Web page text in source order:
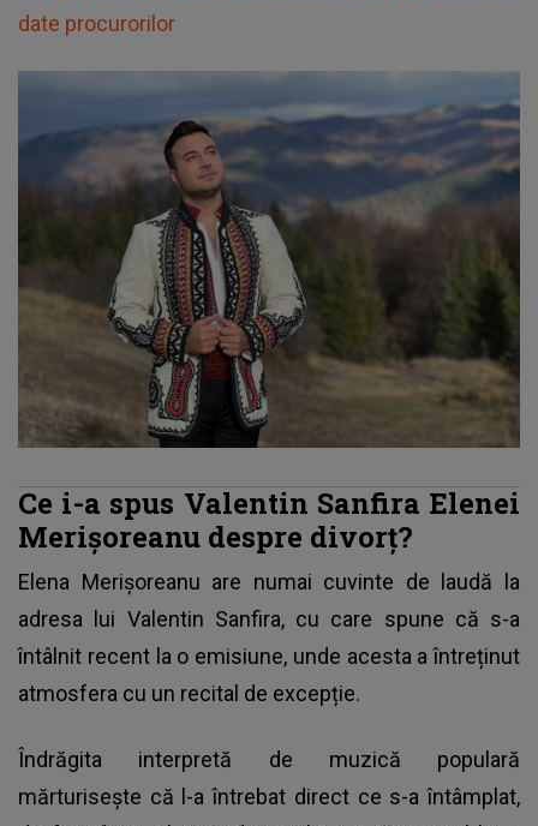
date procurorilor
Ce i-a spus Valentin Sanfira Elenei
Merișoreanu despre divorț?
Elena Merișoreanu are numai cuvinte de laudă la
adresa lui Valentin Sanfira, cu care spune că s-a
întâlnit recent la o emisiune, unde acesta a întreținut
atmosfera cu un recital de excepție.
Îndrăgita interpretă de muzică populară
mărturisește că l-a întrebat direct ce s-a întâmplat,